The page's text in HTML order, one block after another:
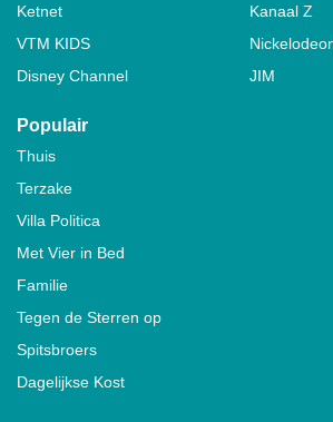
Ketnet
Kanaal Z
VTM KIDS
Disney Channel
JIM
Populair
Thuis
Terzake
Villa Politica
Met Vier in Bed
Familie
Tegen de Sterren op
Spitsbroers
Dagelijkse Kost